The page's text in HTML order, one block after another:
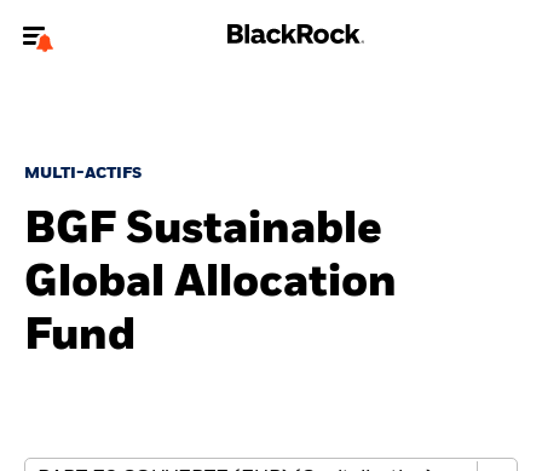
Nous connaître
Produits
Thèmes
MULTI-ACTIFS
BGF Sustainable
Global Allocation
Fund